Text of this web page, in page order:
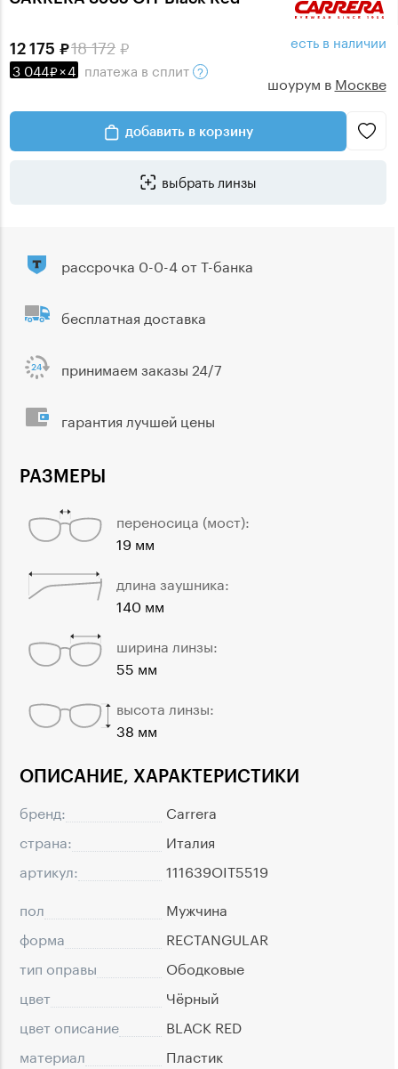
18 172
12 175
3 044 ×4 платежа в сплит
есть в наличии
шоурум в Москве
добавить в корзину
выбрать линзы
ОПИСАНИЕ, ХАРАКТЕРИСТИКИ
бренд:
Carrera
страна:
Италия
артикул:
111639OIT5519
пол
Мужчина
форма
RECTANGULAR
тип оправы
Ободковые
цвет
Чёрный
цвет описание
BLACK RED
материал
Пластик
РАЗМЕРЫ
переносица (мост):
19 мм
длина заушника:
140 мм
ширина линзы:
55 мм
высота линзы:
38 мм
рассрочка 0-0-4 от Т-банка
бесплатная доставка
принимаем заказы 24/7
гарантия лучшей цены